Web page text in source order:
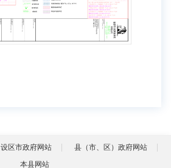
设区市政府网站
县（市、区）政府网站
本县网站